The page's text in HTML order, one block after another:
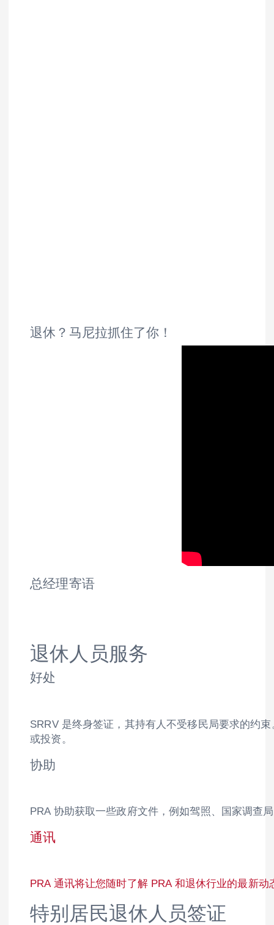
退休？马尼拉抓住了你！
总经理寄语
退休人员服务
好处
SRRV 是终身签证，其持有人不受移民局要求的约
或投资。
协助
PRA 协助获取一些政府文件，例如驾照、国家调查
通讯
PRA 通讯将让您随时了解 PRA 和退休行业的最新动
特别居民退休人员签证